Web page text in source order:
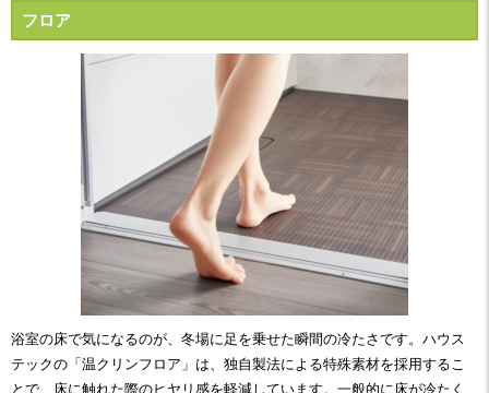
フロア
浴室の床で気になるのが、冬場に足を乗せた瞬間の冷たさです。ハウス
テックの「温クリンフロア」は、独自製法による特殊素材を採用するこ
とで、床に触れた際のヒヤリ感を軽減しています。一般的に床が冷たく